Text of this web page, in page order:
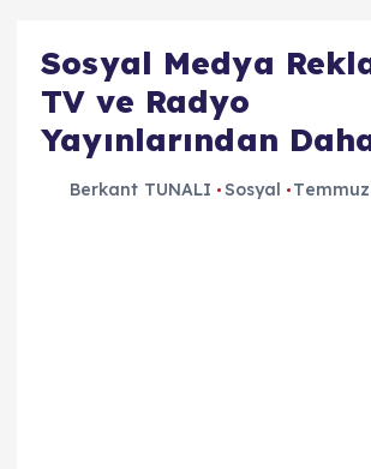
Sosyal Medya
TV ve Radyo
Yayınlarından
Berkant TUNALI Sosyal